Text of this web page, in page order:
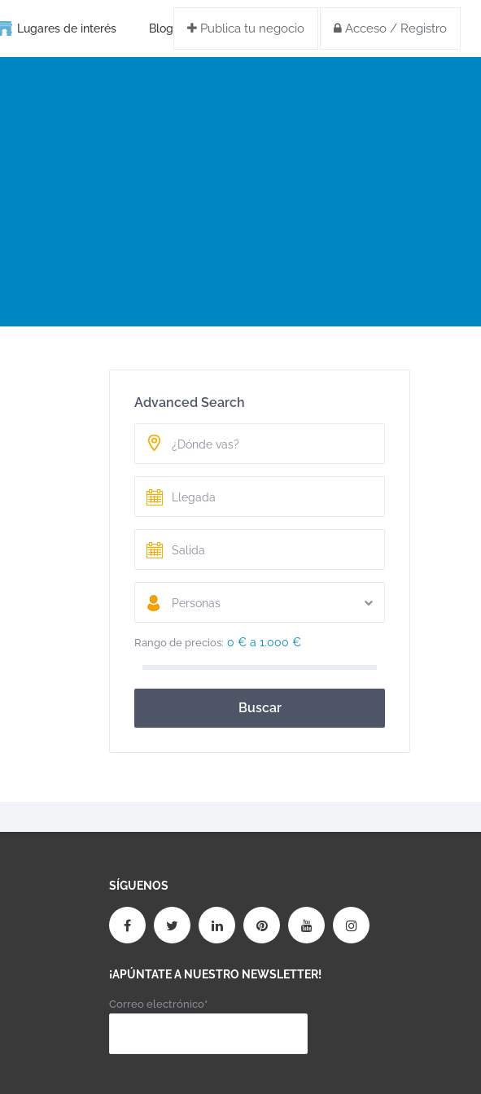
Publica tu negocio Acceso / Registro
Lugares de interés Blog
Advanced Search
Personas
Rango de precios: 0 € a 1.000 €
Buscar
SÍGUENOS
¡APÚNTATE A NUESTRO NEWSLETTER!
Correo electrónico*